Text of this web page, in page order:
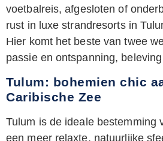
voetbalreis, afgesloten of
rust in luxe strandresorts in
Hier komt het beste van twee
passie en ontspanning,
Tulum: bohemien chic
Caribische Zee
Tulum is de ideale bestemming
een meer relaxte, natuurlijke